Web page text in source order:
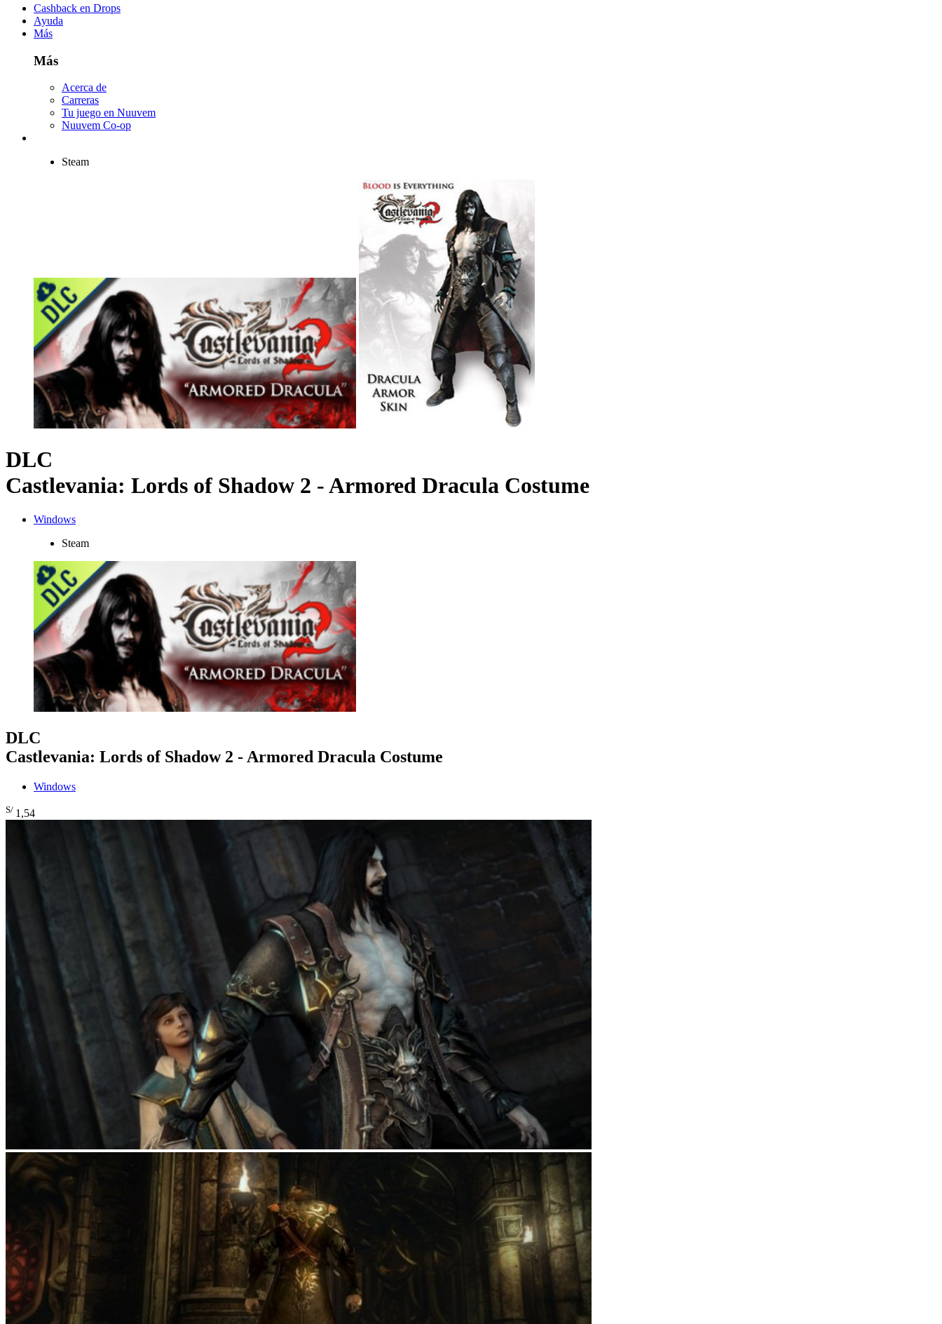
Cashback en Drops
Ayuda
Más
Más
Acerca de
Carreras
Tu juego en Nuuvem
Nuuvem Co-op
Steam
DLC
Castlevania: Lords of Shadow 2 - Armored Dracula Costume
Windows
Steam
DLC
Castlevania: Lords of Shadow 2 - Armored Dracula Costume
Windows
S/ 1,54